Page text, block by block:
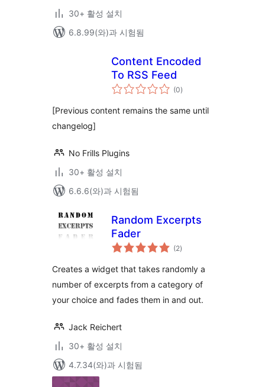
30+ 활성 설치
6.8.99(와)과 시험됨
Content Encoded
To RSS Feed
(0전
체
점
)
[Previous content remains the same until
changelog]
No Frills Plugins
30+ 활성 설치
6.6.6(와)과 시험됨
Random Excerpts
Fader
(2전
체
점
)
Creates a widget that takes randomly a
number of excerpts from a category of
your choice and fades them in and out.
Jack Reichert
30+ 활성 설치
4.7.34(와)과 시험됨